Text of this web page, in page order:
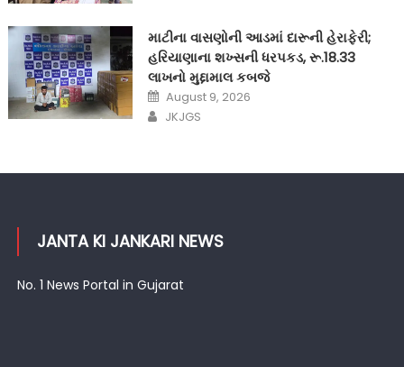
માટીના વાસણોની આડમાં દારૂની હેરાફેરી;
હરિયાણાના શખ્સની ધરપકડ, રૂ.18.33
લાખનો મુદ્દામાલ કબજે
Posted
on
August 9, 2026
Author
JKJGS
JANTA KI JANKARI NEWS
No. 1 News Portal in Gujarat